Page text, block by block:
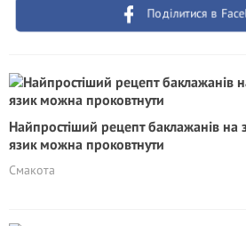
Поділитися в
Найпростіший рецепт баклажанів
язик можна проковтнути
Смакота